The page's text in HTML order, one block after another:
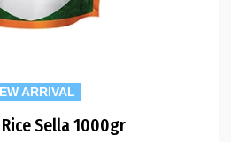
ARRIVAL
Sella 1000gr